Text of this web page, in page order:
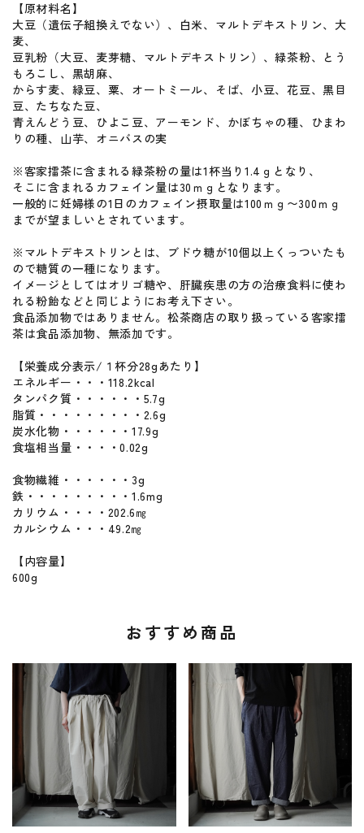
【原材料名】
大豆（遺伝子組換えでない）、白米、マルトデキストリン、大
麦、
豆乳粉（大豆、麦芽糖、マルトデキストリン）、緑茶粉、とう
もろこし、黒胡麻、
からす麦、緑豆、粟、オートミール、そば、小豆、花豆、黒目
豆、たちなた豆、
青えんどう豆、ひよこ豆、アーモンド、かぼちゃの種、ひまわ
りの種、山芋、オニバスの実
※客家擂茶に含まれる緑茶粉の量は1杯当り1.4ｇとなり、
そこに含まれるカフェイン量は30ｍｇとなります。
一般的に妊婦様の1日のカフェイン摂取量は100ｍｇ〜300ｍｇ
までが望ましいとされています。
※マルトデキストリンとは、ブドウ糖が10個以上くっついたも
ので糖質の一種になります。
イメージとしてはオリゴ糖や、肝臓疾患の方の治療食料に使わ
れる粉飴などと同じようにお考え下さい。
食品添加物ではありません。松茶商店の取り扱っている客家擂
茶は食品添加物、無添加です。
【栄養成分表示/１杯分28gあたり】
エネルギー・・・118.2kcal
タンパク質・・・・・・5.7g
脂質・・・・・・・・・2.6g
炭水化物・・・・・・17.9g
食塩相当量・・・・0.02g
食物繊維・・・・・・3g
鉄・・・・・・・・・1.6mg
カリウム・・・・202.6㎎
カルシウム・・・49.2㎎
【内容量】
600g
おすすめ商品